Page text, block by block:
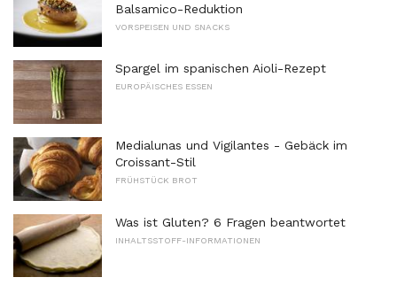
Balsamico-Reduktion
VORSPEISEN UND SNACKS
Spargel im spanischen Aioli-Rezept
EUROPÄISCHES ESSEN
Medialunas und Vigilantes - Gebäck im
Croissant-Stil
FRÜHSTÜCK BROT
Was ist Gluten? 6 Fragen beantwortet
INHALTSSTOFF-INFORMATIONEN